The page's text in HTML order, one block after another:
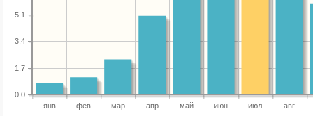
янв фев мар апр май июн июл авг
0.0
1.7
3.4
5.1